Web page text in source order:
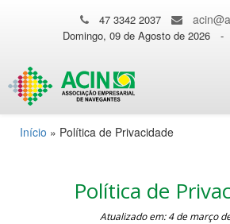
47 3342 2037
Domingo, 09 de Agosto de 2026 -
Início » Política de Privacidade
Política de
Atualizado em: 4 de março